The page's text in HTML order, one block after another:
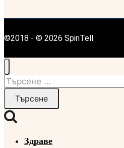
©2018 - © 2026 SpiriTell
Търсене
Здраве